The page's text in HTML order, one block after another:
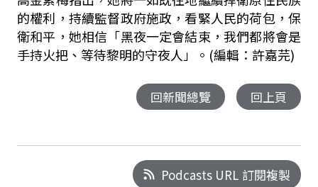
的權利，持續監督政府施政，看緊人民的荷包，保
衛和平，她相信「黑夜一定會結束，我們都將會是
手持火把、等待黎明的守夜人」。(編輯：許嘉芫)
回新聞總覽 回上頁
Podcasts URL 訂閱複製